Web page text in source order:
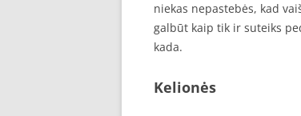
niekas nepastebės, kad
galbūt kaip tik ir suteiks
kada.
Kelionės